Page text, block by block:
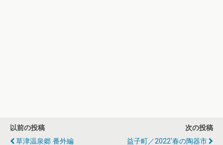
以前の投稿
草津温泉郷 番外編
次の投稿
益子町／2022'春の陶器市